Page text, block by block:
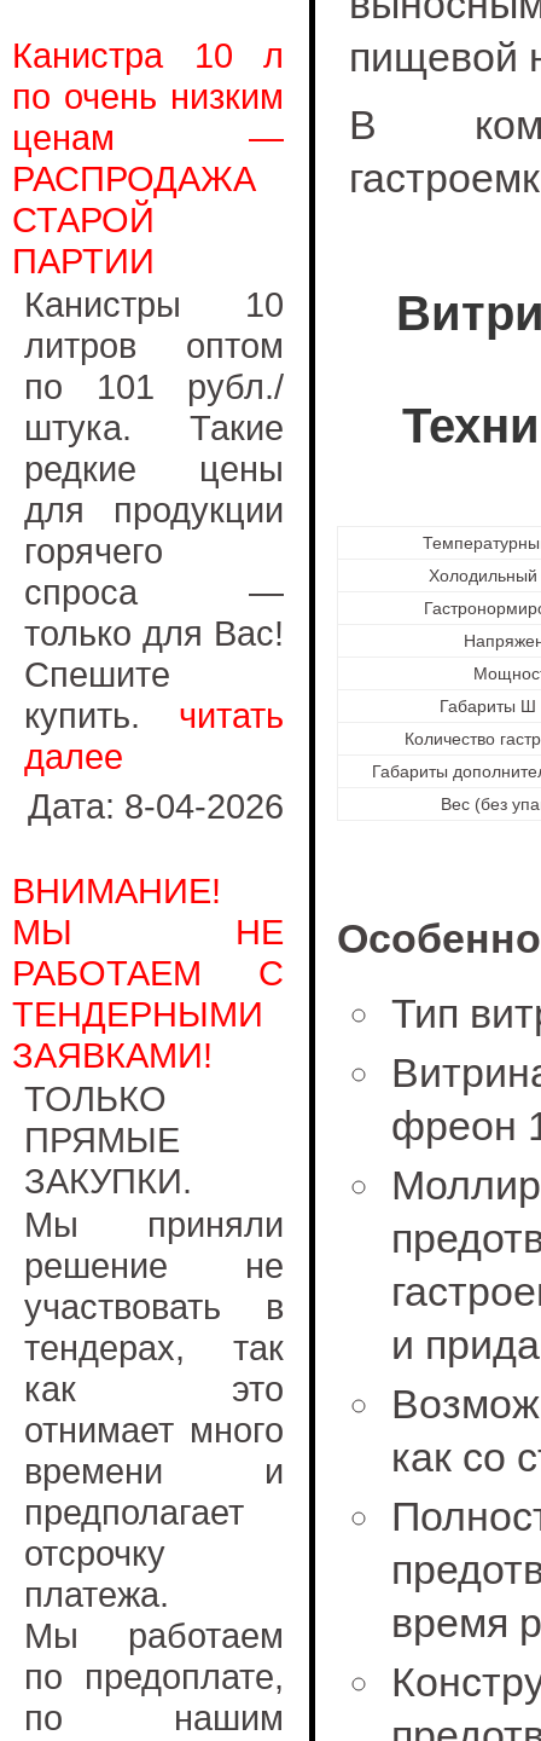
Канистра 10 л
по очень низким
ценам —
РАСПРОДАЖА
СТАРОЙ
ПАРТИИ
Канистры 10
литров оптом
по 101 рубл./
штука. Такие
редкие цены
для продукции
горячего
спроса —
только для Вас!
Спешите
купить. читать
далее
Дата: 8-04-2026
ВНИМАНИЕ!
МЫ НЕ
РАБОТАЕМ С
ТЕНДЕРНЫМИ
ЗАЯВКАМИ!
ТОЛЬКО
ПРЯМЫЕ
ЗАКУПКИ.
Мы приняли
решение не
участвовать в
тендерах, так
как это
отнимает много
времени и
предполагает
отсрочку
платежа.
Мы работаем
по предоплате,
по нашим
пищевой
В
Холодильный
Габариты Ш
Количество
Габариты
Вес (без
Тип
фреон
и
как со
время